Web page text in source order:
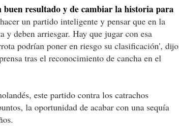
buen resultado y de cambiar la historia para
un partido inteligente y pensar que en la
y deben arriesgar. Hay que jugar con esa
podrían poner en riesgo su clasificación', dijo
tras el reconocimiento de cancha en el
este partido contra los catrachos
la oportunidad de acabar con una sequía